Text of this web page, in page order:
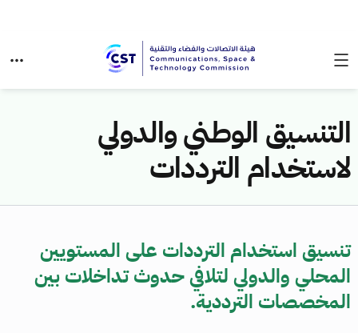
التنسيق الوطني والدولي
لاستخدام الترددات
تنسيق استخدام الترددات على المستويين
المحلي والدولي لتلافي حدوث تداخلات بين
المخصصات الترددية.